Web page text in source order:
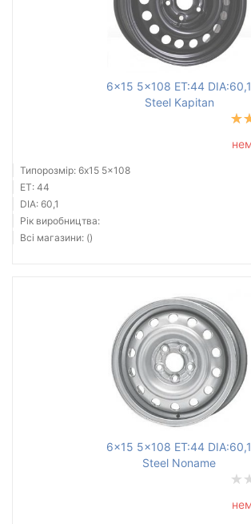
6x15 5x108 ET:44 DIA:60,1
Steel Kapitan
Типорозмір: 6x15 5x108
ET: 44
DIA: 60,1
Рік виробництва:
Всі магазини: ()
6x15 5x108 ET:44 DIA:60,1
Steel Noname